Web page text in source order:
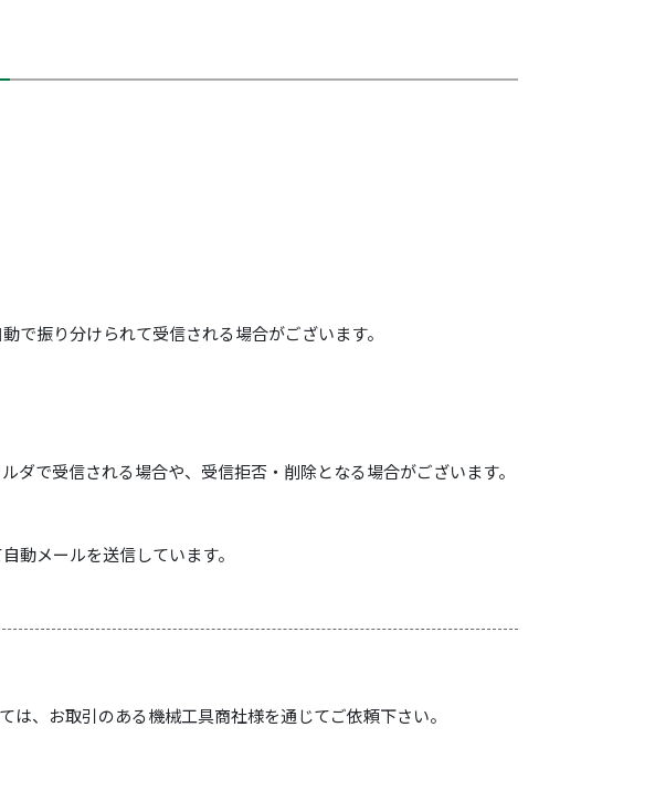
で振り分けられて受信される場合がございます。
で受信される場合や、受信拒否・削除となる場合がございます。
動メールを送信しています。
、お取引のある機械工具商社様を通じてご依頼下さい。